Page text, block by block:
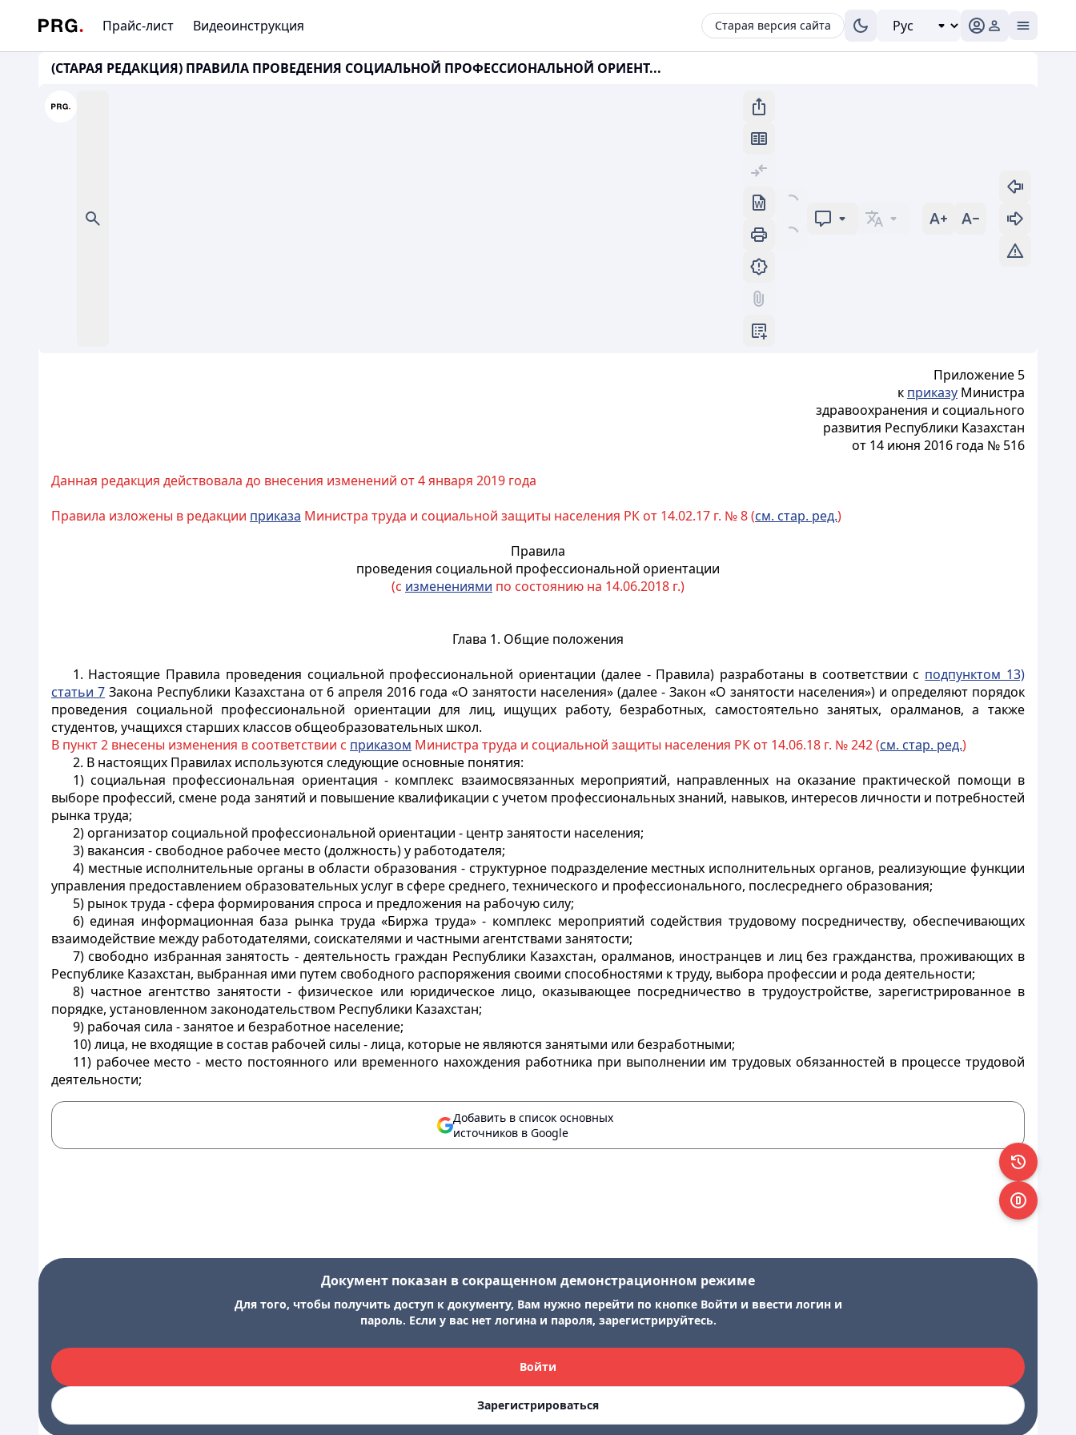
Прайс-лист Видеоинструкция Старая версия сайта
(СТАРАЯ РЕДАКЦИЯ) ПРАВИЛА ПРОВЕДЕНИЯ СОЦИАЛЬНОЙ ПРОФЕССИОНАЛЬНОЙ ОРИЕНТ...
Приложение 5
к приказу Министра
здравоохранения и социального
развития Республики Казахстан
от 14 июня 2016 года № 516
Данная редакция действовала до внесения изменений от 4 января 2019 года
Правила изложены в редакции приказа Министра труда и социальной защиты населения РК от 14.02.17 г. № 8 (см. стар. ред.)
Правила
проведения социальной профессиональной ориентации
(с изменениями по состоянию на 14.06.2018 г.)
Глава 1. Общие положения
1. Настоящие Правила проведения социальной профессиональной ориентации (далее - Правила) разработаны в соответствии с подпунктом 13)
статьи 7Закона Республики Казахстана от 6 апреля 2016 года «О занятости населения» (далее - Закон «О занятости населения») и определяют порядок
проведения социальной профессиональной ориентации для лиц, ищущих работу, безработных, самостоятельно занятых, оралманов, а также
студентов, учащихся старших классов общеобразовательных школ.
В пункт 2 внесены изменения в соответствии с приказом Министра труда и социальной защиты населения РК от 14.06.18 г. № 242 (см. стар. ред.)
2. В настоящих Правилах используются следующие основные понятия:
1) социальная профессиональная ориентация - комплекс взаимосвязанных мероприятий, направленных на оказание практической помощи в
выборе профессий, смене рода занятий и повышение квалификации с учетом профессиональных знаний, навыков, интересов личности и потребностей
рынка труда;
2) организатор социальной профессиональной ориентации - центр занятости населения;
3) вакансия - свободное рабочее место (должность) у работодателя;
4) местные исполнительные органы в области образования - структурное подразделение местных исполнительных органов, реализующие функции
управления предоставлением образовательных услуг в сфере среднего, технического и профессионального, послесреднего образования;
5) рынок труда - сфера формирования спроса и предложения на рабочую силу;
6) единая информационная база рынка труда «Биржа труда» - комплекс мероприятий содействия трудовому посредничеству, обеспечивающих
взаимодействие между работодателями, соискателями и частными агентствами занятости;
7) свободно избранная занятость - деятельность граждан Республики Казахстан, оралманов, иностранцев и лиц без гражданства, проживающих в
Республике Казахстан, выбранная ими путем свободного распоряжения своими способностями к труду, выбора профессии и рода деятельности;
8) частное агентство занятости - физическое или юридическое лицо, оказывающее посредничество в трудоустройстве, зарегистрированное в
порядке, установленном законодательством Республики Казахстан;
9) рабочая сила - занятое и безработное население;
10) лица, не входящие в состав рабочей силы - лица, которые не являются занятыми или безработными;
11) рабочее место - место постоянного или временного нахождения работника при выполнении им трудовых обязанностей в процессе трудовой
деятельности;
Добавить в список основных
источников в Google
Документ показан в сокращенном демонстрационном режиме
Для того, чтобы получить доступ к документу, Вам нужно перейти по кнопке Войти и ввести логин и
пароль. Если у вас нет логина и пароля, зарегистрируйтесь.
Войти
Зарегистрироваться